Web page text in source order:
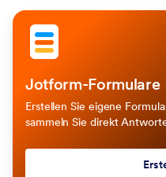
Jotform-Formulare
Erstellen Sie eigene
sammeln Sie direkt